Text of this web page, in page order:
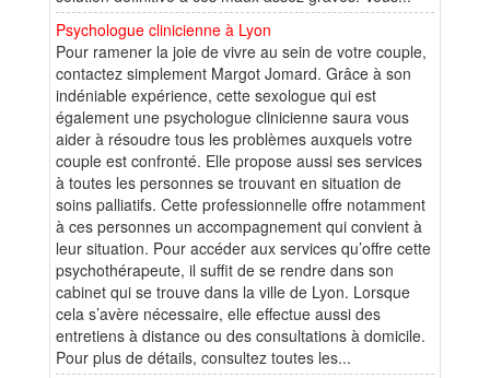
Psychologue clinicienne à Lyon
Pour ramener la joie de vivre au sein de votre couple,
contactez simplement Margot Jomard. Grâce à son
indéniable expérience, cette sexologue qui est
également une psychologue clinicienne saura vous
aider à résoudre tous les problèmes auxquels votre
couple est confronté. Elle propose aussi ses services
à toutes les personnes se trouvant en situation de
soins palliatifs. Cette professionnelle offre notamment
à ces personnes un accompagnement qui convient à
leur situation. Pour accéder aux services qu’offre cette
psychothérapeute, il suffit de se rendre dans son
cabinet qui se trouve dans la ville de Lyon. Lorsque
cela s’avère nécessaire, elle effectue aussi des
entretiens à distance ou des consultations à domicile.
Pour plus de détails, consultez toutes les...